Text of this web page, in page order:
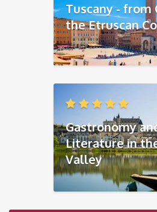
Tuscany - from
the Etruscan
Gastronomy
Literature in
Valley